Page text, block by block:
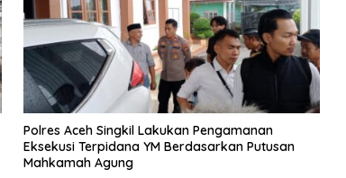
Polres Aceh Singkil Lakukan Pengamanan
Eksekusi Terpidana YM Berdasarkan Putusan
Mahkamah Agung